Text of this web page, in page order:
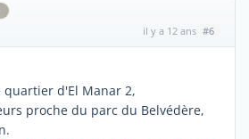
il y a 12 ans #6
d'El Manar 2,
proche du parc du Belvédère,